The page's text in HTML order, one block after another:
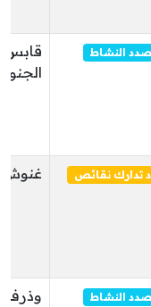
النشاط
قابس
تدارك نقائص غنوش
النشاط وذرف